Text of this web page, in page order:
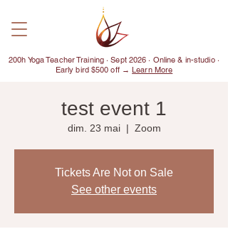
200h Yoga Teacher Training · Sept 2026 · Online & in-studio ·
Early bird $500 off →Learn More
test event 1
dim. 23 mai
  |
Zoom
Tickets Are Not on Sale
See other events